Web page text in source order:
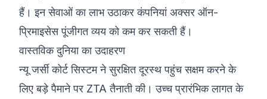
हैं। इन सेवाओं का लाभ उठाकर कंपनियां अक्सर ऑन-
प्रिमाइसेस पूंजीगत व्यय को कम कर सकती हैं।
वास्तविक दुनिया का उदाहरण
न्यू जर्सी कोर्ट सिस्टम ने सुरक्षित दूरस्थ पहुंच सक्षम करने के
लिए बड़े पैमाने पर ZTA तैनाती की। उच्च प्रारंभिक लागत के